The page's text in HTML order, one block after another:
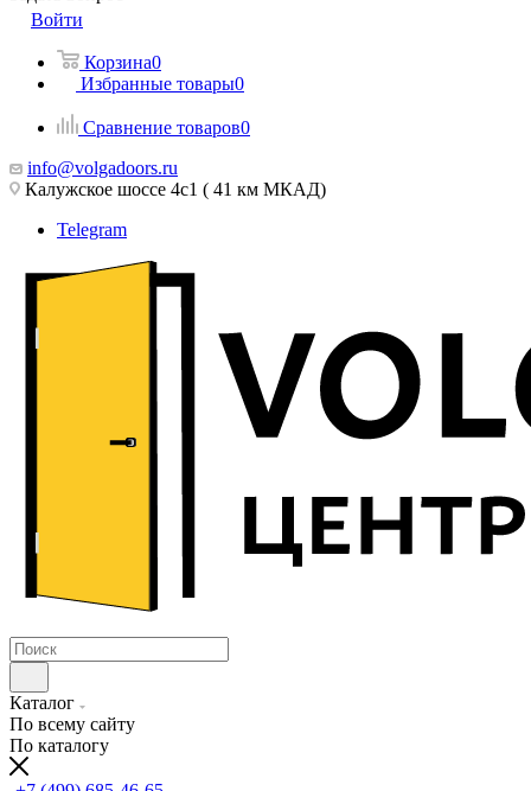
Войти
Корзина0
Избранные товары0
Сравнение товаров0
info@volgadoors.ru
Калужское шоссе 4с1 ( 41 км МКАД)
Telegram
Каталог
По всему сайту
По каталогу